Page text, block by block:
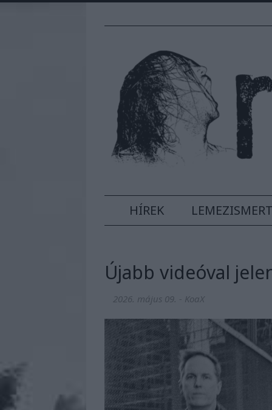
HÍREK
Újabb videóval
2026. május 09. - KoaX